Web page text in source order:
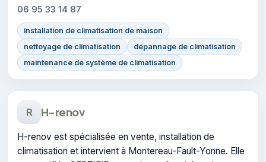
06 95 33 14 87
installation de climatisation de maison
nettoyage de climatisation
dépannage de climatisation
maintenance de système de climatisation
R H-renov
H-renov est spécialisée en vente, installation de
climatisation et intervient à Montereau-Fault-Yonne. Elle